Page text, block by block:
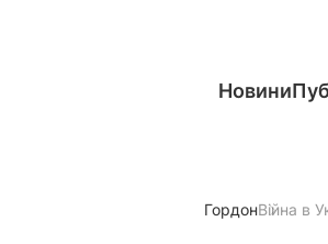
Новини
ГордонВійна в